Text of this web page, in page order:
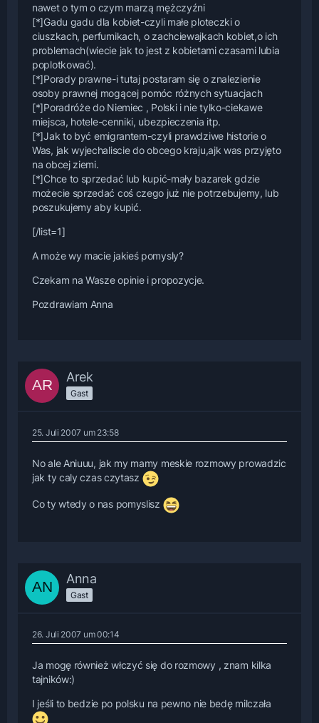
nawet o tym o czym marzą mężczyźni
[*]Gadu gadu dla kobiet-czyli małe ploteczki o
ciuszkach, perfumikach, o zachciewajkach kobiet,o ich
problemach(wiecie jak to jest z kobietami czasami lubia
poplotkować).
[*]Porady prawne-i tutaj postaram się o znalezienie
osoby prawnej mogącej pomóc różnych sytuacjach
[*]Poradróże do Niemiec , Polski i nie tylko-ciekawe
miejsca, hotele-cenniki, ubezpieczenia itp.
[*]Jak to być emigrantem-czyli prawdziwe historie o
Was, jak wyjechaliscie do obcego kraju,ajk was przyjęto
na obcej ziemi.
[*]Chce to sprzedać lub kupić-mały bazarek gdzie
możecie sprzedać coś czego już nie potrzebujemy, lub
poszukujemy aby kupić.
[/list=1]
A może wy macie jakieś pomysly?
Czekam na Wasze opinie i propozycje.
Pozdrawiam Anna
Arek
Gast
25. Juli 2007 um 23:58
No ale Aniuuu, jak my mamy meskie rozmowy prowadzic
jak ty caly czas czytasz
Co ty wtedy o nas pomyslisz
Anna
Gast
26. Juli 2007 um 00:14
Ja mogę również włczyć się do rozmowy , znam kilka
tajników:)
I jeśli to bedzie po polsku na pewno nie bedę milczała